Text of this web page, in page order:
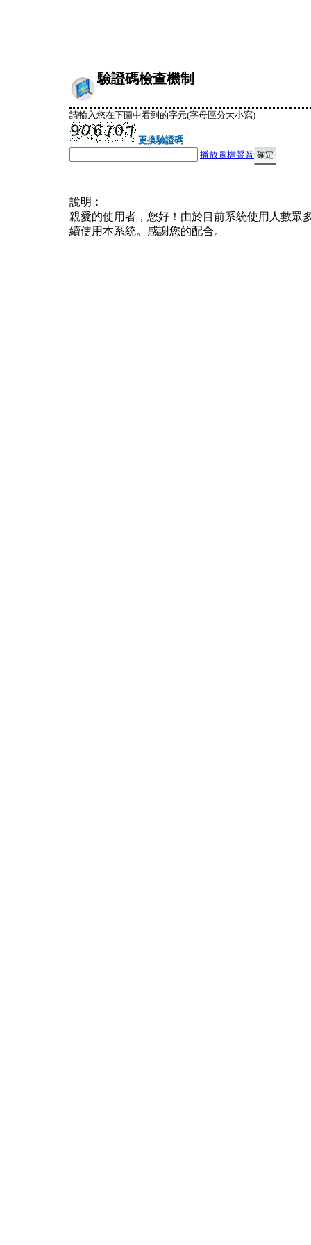
驗證碼檢查機制
請輸入您在下圖中看到的字元(字母區分大小寫)
更換驗證碼
播放圖檔聲音
說明︰
親愛的使用者，您好！由於目前系統使用人數眾
續使用本系統。感謝您的配合。